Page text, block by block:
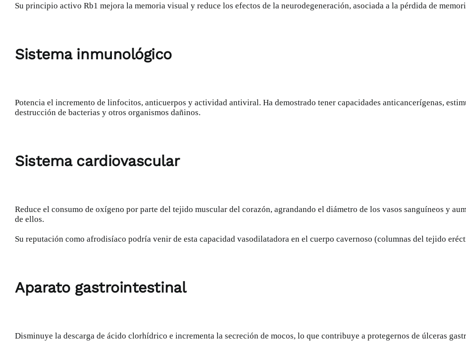
Su principio activo Rb1 mejora la memoria visual y reduce los efectos de la neurodegeneración, asociada a la pérdida de
Sistema inmunológico
Potencia el incremento de linfocitos, anticuerpos y actividad antiviral. Ha demostrado tener capacidades anticancerígenas,
destrucción de bacterias y otros organismos dañinos.
Sistema cardiovascular
Reduce el consumo de oxígeno por parte del tejido muscular del corazón, agrandando el diámetro de los vasos sanguíneos y
de ellos.
Su reputación como afrodisíaco podría venir de esta capacidad vasodilatadora en el cuerpo cavernoso (columnas del tejido
Aparato gastrointestinal
Disminuye la descarga de ácido clorhídrico e incrementa la secreción de mocos, lo que contribuye a protegernos de úlceras